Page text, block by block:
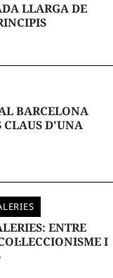
LLARGA DE
BARCELONA
CLAUS D'UNA
ENTRE
I